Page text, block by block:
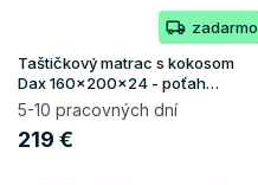
zadarmo
Taštičkový matrac s kokosom
Dax 160x200x24 - poťah
Lavender
5-10 pracovných dní
219 €